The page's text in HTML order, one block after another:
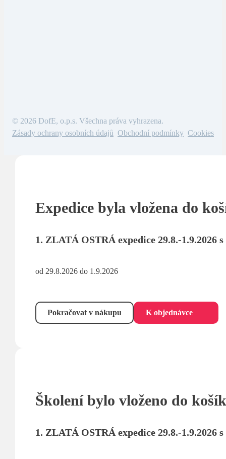
© 2026 DofE, o.p.s. Všechna práva vyhrazena.
Zásady ochrany osobních údajů Obchodní podmínky Cookies
Expedice byla vložena do
1. ZLATÁ OSTRÁ expedice 29.8.-1.9.2026
od 29.8.2026 do 1.9.2026
Pokračovat v nákupu K objednávce
Školení bylo vloženo do
1. ZLATÁ OSTRÁ expedice 29.8.-1.9.2026